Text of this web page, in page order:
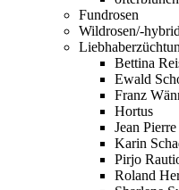
Fundrosen
Wildrosen/-
Bettina
Ewald
Franz
Hortus
Jean
Karin
Pirjo
Roland